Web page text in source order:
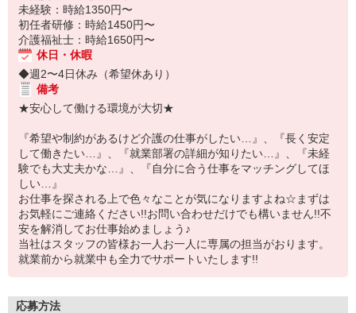
未経験：時給1350円〜
初任者研修：時給1450円〜
介護福祉士：時給1650円〜
休日・休暇
◆週2〜4日休み（希望休あり）
備考
★安心して働ける環境が大切★
『希望や制約があるけど介護の仕事がしたい…』、『長く安定
して働きたい…』、『就業部署の詳細が知りたい…』、『未経
験でも大丈夫かな…』、『自分に合う仕事をマッチングしてほ
しい…』
お仕事を探される上で色々なことが気になりますよね☆まずは
お気軽にご連絡ください!!お問い合わせだけでも構いません!!不
安を解消してお仕事始めましょう♪
当社はスタッフの皆様お一人お一人に専属の担当がおります。
就業前から就業中も全力でサポートいたします!!
応募方法